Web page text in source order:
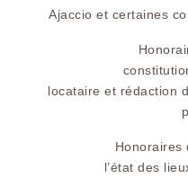
Ajaccio et certaines
locataire et rédaction
Honoraires
l’état des